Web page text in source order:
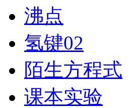
沸点
氢键02
陌生方程式
课本实验